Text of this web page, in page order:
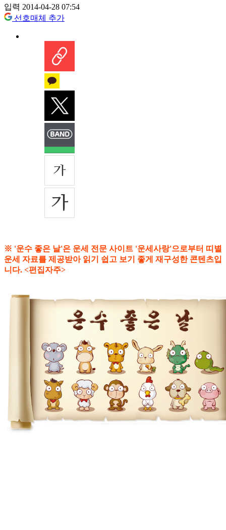
입력 2014-04-28 07:54
선호매체 추가
※ '운수 좋은 날'은 운세 전문 사이트 '운세사랑'으로부터 띠별
운세 자료를 제공받아 읽기 쉽고 보기 좋게 재구성한 콘텐츠입
니다. <편집자주>